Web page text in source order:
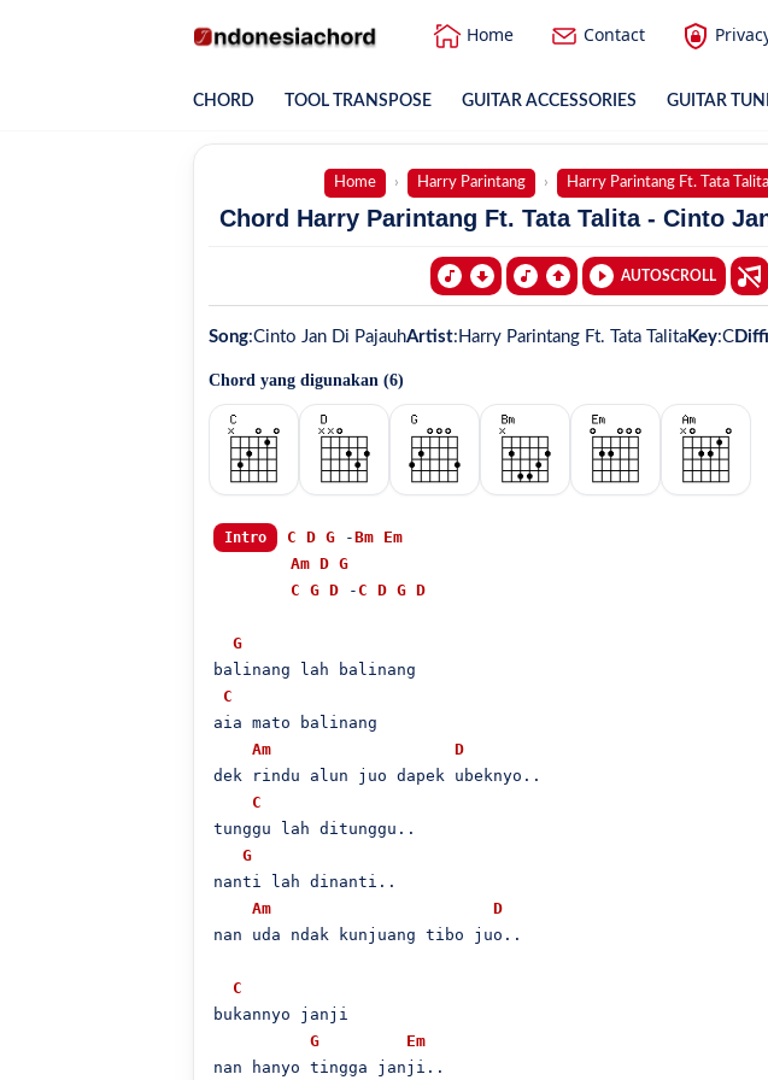
Home Contact
CHORD TOOL TRANSPOSE GUITAR ACCESSORIES GUITAR
Home Harry Parintang Harry Parintang Ft. Tata
Chord Harry Parintang Ft. Tata Talita - Cinto
AUTOSCROLL
Song:Cinto Jan Di PajauhArtist: Harry Parintang Ft. Tata Talita Key:C
Chord yang digunakan (6)
Intro C D G -Bm Em
Am D G
C G D - C D G D
G
balinang lah balinang
C
aia mato balinang
Am
D
dek rindu alun juo dapek ubeknyo..
C
tunggu lah ditunggu..
G
nanti lah dinanti..
Am
D
nan uda ndak kunjuang tibo juo..
C
bukannyo janji
G
Em
nan hanyo tingga janji..